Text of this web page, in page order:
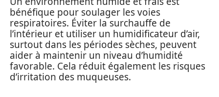
bénéfique pour soulager les voies
respiratoires. Éviter la surchauffe de
l’intérieur et utiliser un humidificateur d’air,
surtout dans les périodes sèches, peuvent
aider à maintenir un niveau d’humidité
favorable. Cela réduit également les risques
d’irritation des muqueuses.